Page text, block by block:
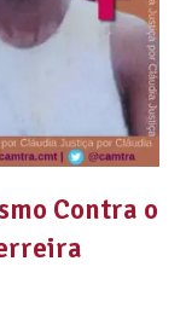
Contra o